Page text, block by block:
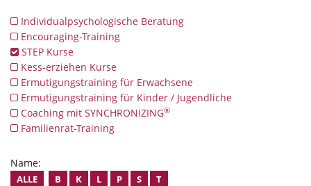
Individualpsychologische Beratung
Encouraging-Training
STEP Kurse
Kess-erziehen Kurse
Ermutigungstraining für Erwachsene
Ermutigungstraining für Kinder / Jugendliche
Coaching mit SYNCHRONIZING®
Familienrat-Training
Name:
ALLE B K L P S T